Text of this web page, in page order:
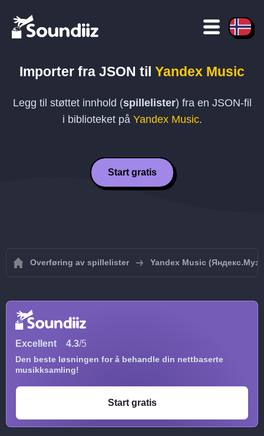
Importer fra JSON til Yandex Music
Legg til støttet innhold (spillelister) fra en JSON-fil
i biblioteket på Yandex Music.
Start gratis
Overføring av spillelister Yandex Music
Excellent 4.3/5
Den beste løsningen for å behandle din nettbaserte
musikksamling!
Start gratis